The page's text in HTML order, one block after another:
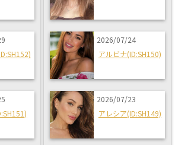
2026/07/24
アルビナ(ID:SH150)
2026/07/23
アレシア(ID:SH149)